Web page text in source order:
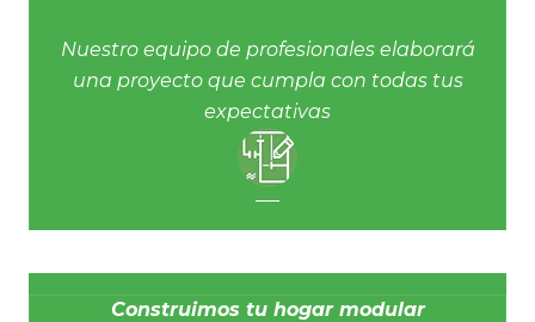
Nuestro equipo de profesionales elaborará
una proyecto que cumpla con todas tus
expectativas
Construimos tu hogar modular